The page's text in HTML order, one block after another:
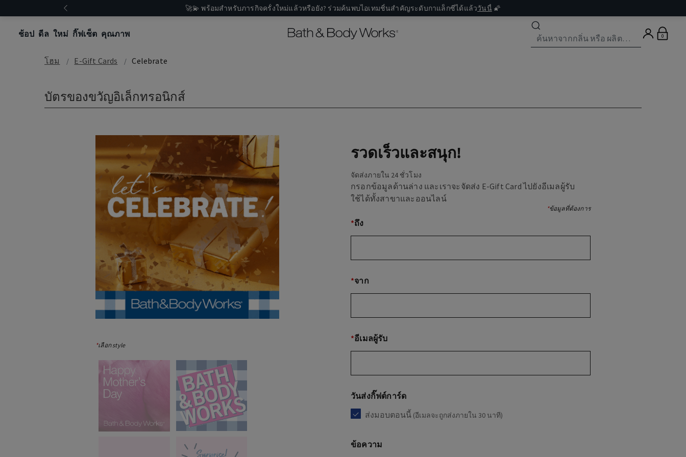
🚀💫 พร้อมสำหรับภารกิจครั้งใหม่แล้วหรือยัง? ร่วมค้นพบไอเทมชิ้นสำคัญระดับกาแล็กซีได้แล้ววันนี้ 🌠
ช้อป ดีล ใหม่ กิ๊ฟเซ็ต คุณภาพ 0
โฮม E-Gift Cards Celebrate
บัตรของขวัญอิเล็กทรอนิกส์
*เลือก style
รวดเร็วและสนุก!
จัดส่งภายใน 24 ชั่วโมง
กรอกข้อมูลด้านล่าง และเราจะจัดส่ง E-Gift Card ไปยังอีเมลผู้รับ
ใช้ได้ทั้งสาขาและออนไลน์
*ข้อมูลที่ต้องการ
*ถึง
*จาก
*อีเมลผู้รับ
วันส่งกิ๊ฟต์การ์ด
ส่งมอบตอนนี้ (อีเมลจะถูกส่งภายใน 30 นาที)
ข้อความ